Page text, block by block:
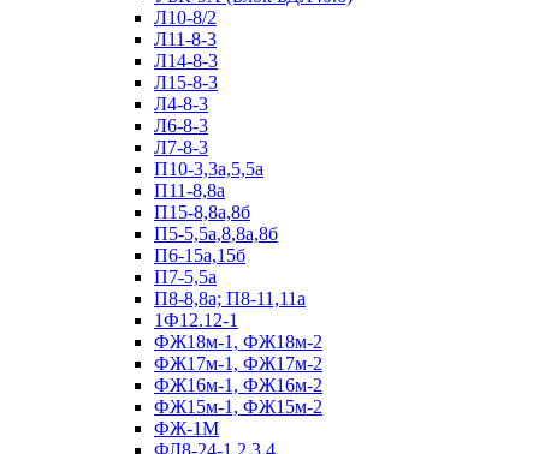
Л10-8/2
Л11-8-3
Л14-8-3
Л15-8-3
Л4-8-3
Л6-8-3
Л7-8-3
П10-3,3а,5,5а
П11-8,8а
П15-8,8а,8б
П5-5,5а,8,8а,8б
П6-15а,15б
П7-5,5а
П8-8,8а; П8-11,11а
1Ф12.12-1
ФЖ18м-1, ФЖ18м-2
ФЖ17м-1, ФЖ17м-2
ФЖ16м-1, ФЖ16м-2
ФЖ15м-1, ФЖ15м-2
ФЖ-1М
ФЛ8-24-1,2,3,4